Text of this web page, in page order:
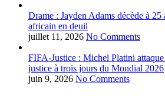
Drame : Jayden Adams décède à
africain en deuil
juillet 11, 2026 No Comments
FIFA-Justice : Michel Platini
justice à trois jours du Mondial 2026
juin 9, 2026 No Comments